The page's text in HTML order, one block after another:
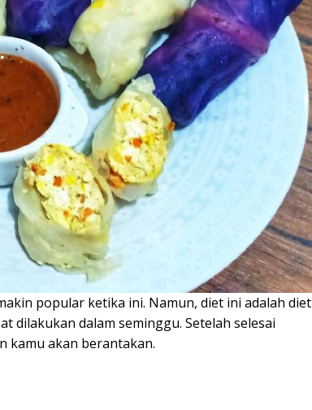
popular ketika ini. Namun, diet ini adalah diet
dilakukan dalam seminggu. Setelah selesai
kamu akan berantakan.